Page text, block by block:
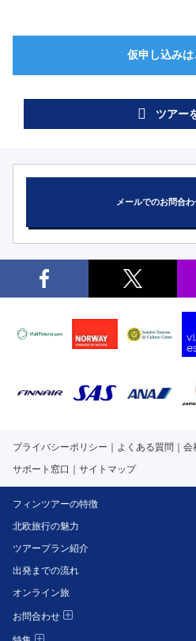
ツアー
メールでのお問合
プライバシーポリシー よくある質問 会
サポート窓口
サイトマップ
フィンツアーの特徴
北欧旅行の魅力
ツアープラン紹介
出発までの流れ
オンライン旅
お問合わせ